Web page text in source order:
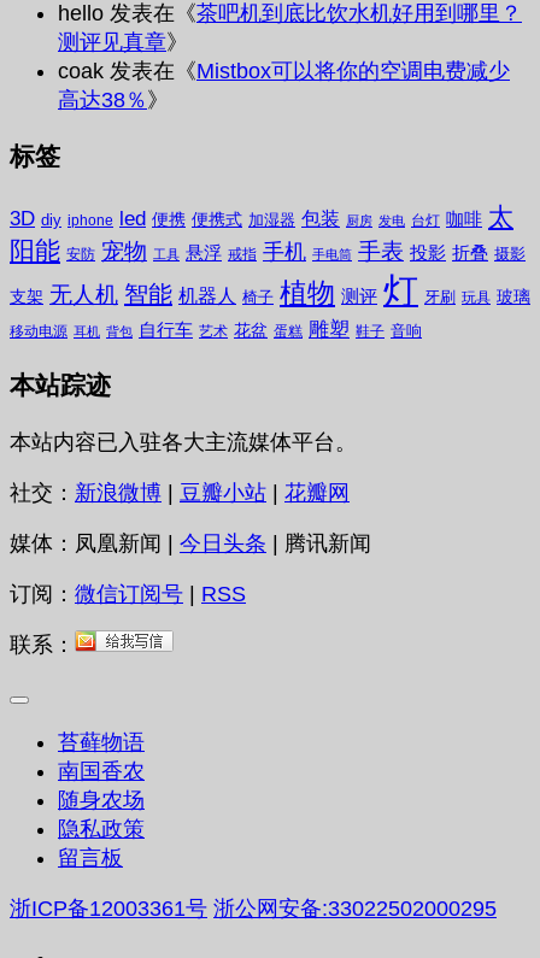
hello 发表在《茶吧机到底比饮水机好用到哪里？
测评见真章》
coak 发表在《Mistbox可以将你的空调电费减少
高达38％ 》
标签
3D diy iphone led 便携 便携式 加湿器 包装 厨房 发电 台灯 咖啡 太
阳能 安防 宠物 工具 悬浮 戒指 手机 手电筒 手表 投影 折叠 摄影
支架 无人机 智能 机器人 椅子 植物 测评 灯 牙刷 玩具 玻璃
移动电源 耳机 背包 自行车 艺术 花盆 蛋糕 雕塑 鞋子 音响
本站踪迹
本站内容已入驻各大主流媒体平台。
社交： 新浪微博 | 豆瓣小站 | 花瓣网
媒体：凤凰新闻 | 今日头条 | 腾讯新闻
订阅： 微信订阅号 RSS
联系：
苔藓物语
南国香农
随身农场
隐私政策
留言板
浙ICP备12003361号 浙公网安备:33022502000295